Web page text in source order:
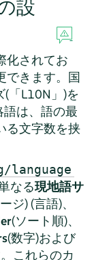
設
化されてお
できます。国
「L10N」)を
は、語の最
る文字数を挟
なる現地語サ
ジ) (言語)、
(ソート順)、
(数字)および
これらのカ